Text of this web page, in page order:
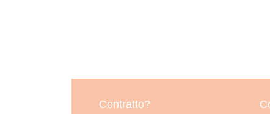
Contratto?